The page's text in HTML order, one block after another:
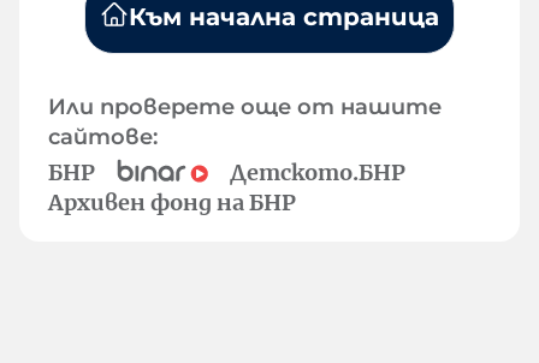
Към начална страница
Или проверете още от нашите
сайтове:
БНР
Детското.БНР
Архивен фонд на БНР